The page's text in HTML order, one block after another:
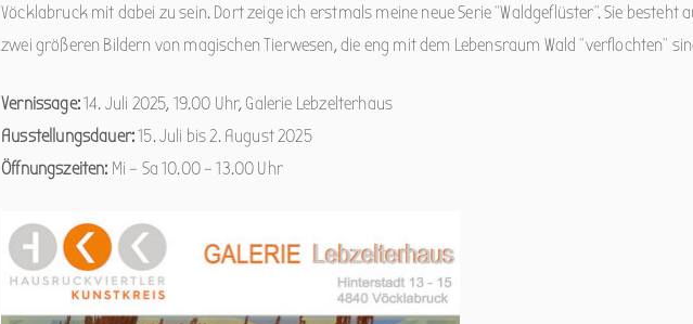
Vöcklabruck mit dabei zu sein. Dort zeige ich erstmals meine neue Serie “Waldgeflüster”. Sie besteht
zwei größeren Bildern von magischen Tierwesen, die eng mit dem Lebensraum Wald “verflochten”
Vernissage:14. Juli 2025, 19.00 Uhr, Galerie Lebzelterhaus
Ausstellungsdauer:15. Juli bis 2. August 2025
Öffnungszeiten: Mi – Sa 10.00 – 13.00 Uhr